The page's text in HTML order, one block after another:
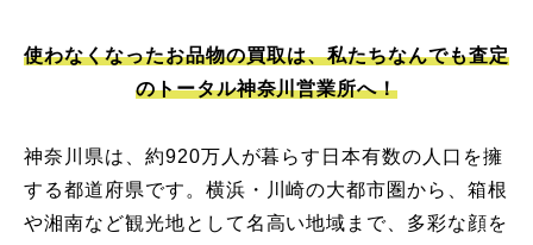
使わなくなったお品物の買取は、私たちなんでも査定
のトータル神奈川営業所へ！
神奈川県は、約920万人が暮らす日本有数の人口を擁
する都道府県です。横浜・川崎の大都市圏から、箱根
や湘南など観光地として名高い地域まで、多彩な顔を